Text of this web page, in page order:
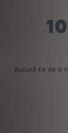
Bucură-te de o